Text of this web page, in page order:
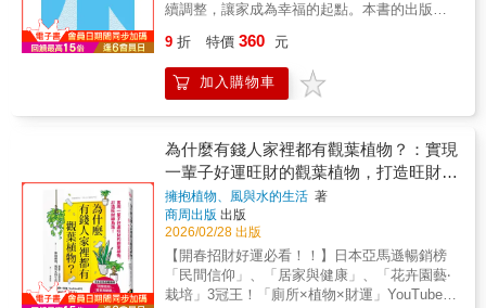
續調整，讓家成為幸福的起點。本書的出版，
能輕鬆入門，進而掌握改善生活環境的智慧。
9 折 特價 360 元
加入購物車
為什麼有錢人家裡都有觀葉植物？：實現
一輩子好運旺財的觀葉植物，打造旺財綠
角落！
擁抱植物、風與水的生活 著
商周出版 出版
2026/02/28 出版
【開春招財好運必看！！】日本亞馬遜暢銷榜
「民間信仰」、「居家與健康」、「花卉園藝‧
栽培」3冠王！「廁所×植物×財運」YouTube影